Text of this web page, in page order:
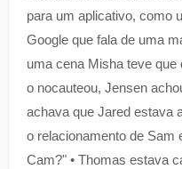
para um aplicativo, como
Google que fala de uma
uma cena Misha teve
o nocauteou, Jensen
achava que Jared estava
o relacionamento de Sam
Cam?" • Thomas estava